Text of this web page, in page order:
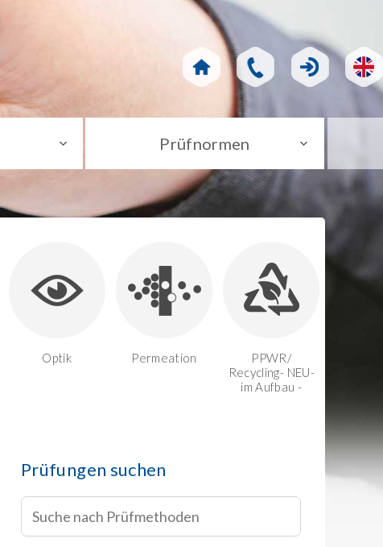
Prüfnormen
Optik Permeation
PPWR/
Recycling- NEU-
im Aufbau -
Prüfungen suchen